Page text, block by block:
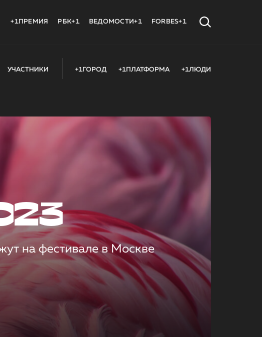
+1ПРЕМИЯ РБК+1 ВЕДОМОСТИ+1 FORBES+1
УЧАСТНИКИ +1ГОРОД +1ПЛАТФОРМА +1ЛЮДИ
на фестивале в Москве